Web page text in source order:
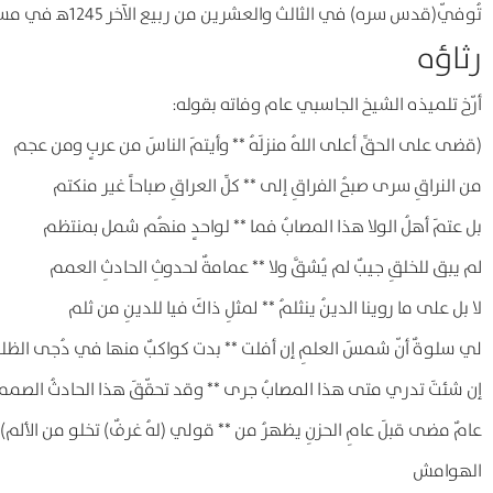
تُوفّي(قدس سره) في الثالث والعشرين من ربيع الآخر 1245ﻫ‍ في مسقط رأسه، ثمّ نُقل إلى النجف، ودُفن بجوار قبر والده في الصحن الحيدري.
رثاؤه
أرّخ تلميذه الشيخ الجاسبي عام وفاته بقوله:
(قضى على الحقِّ أعلى اللهُ منزلَهُ ** وأيتمَ الناسَ من عربٍ ومن عجم
من النراقِ سرى صبحُ الفراقِ إلى ** كلِّ العراقِ صباحاً غير منكتم
بل عتمَ أهلُ الولا هذا المصابُ فما ** لواحدٍ منهُم شمل بمنتظم
لم يبق للخلقِ جيبٌ لم يُشقَّ ولا ** عمامةٌ لحدوثِ الحادثِ العمم
لا بل على ما روينا الدينُ ينثلمُ ** لمثلِ ذاكَ فيا للدينِ من ثلم
لي سلوةٌ أنّ شمسَ العلمِ إن أفلت ** بدت كواكبٌ منها في دُجى
إن شئتَ تدري متى هذا المصابُ جرى ** وقد تحقّقَ هذا الحادثُ
عامٌ مضى قبلَ عامِ الحزنِ يظهرُ من ** قولي (لهُ غرفٌ) تخلو من
الهوامش